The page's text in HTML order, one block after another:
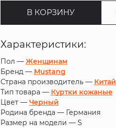
В КОРЗИНУ
Характеристики:
Пол — Женщинам
Бренд — Mustang
Страна производитель — Китай
Тип товара — Куртки кожаные
Цвет — Черный
Родина бренда — Германия
Размер на модели — S